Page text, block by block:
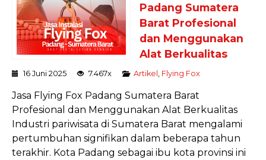
Padang Sumatera
Barat Profesional
dan Menggunakan
Alat Berkualitas
16 Juni 2025 7.467x Artikel Flying Fox
Jasa Flying Fox Padang Sumatera Barat
Profesional dan Menggunakan Alat Berkualitas
Industri pariwisata di Sumatera Barat mengalami
pertumbuhan signifikan dalam beberapa tahun
terakhir. Kota Padang sebagai ibu kota provinsi ini